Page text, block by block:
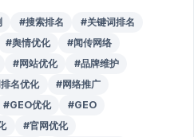
#搜索排名
#关键词排名
#舆情优化
#闻传网络
#网站优化
#品牌维护
名优化
#网络推广
#GEO优化
#GEO
#官网优化